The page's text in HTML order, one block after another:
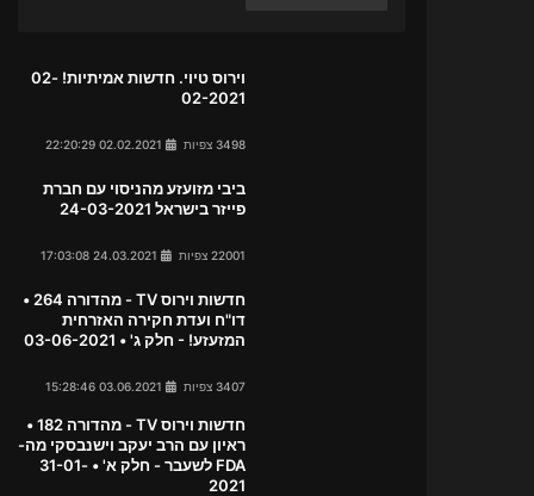
וירוס טיוי. חדשות אמיתיות! 02-
02-2021
3498 צפיות
ביבי מזועזע מהניסוי עם חברת
פייזר בישראל 24-03-2021
22001 צפיות
חדשות וירוס TV - מהדורה 264 •
דו"ח ועדת חקירה האזרחית
המזעזע! - חלק ג' • 03-06-2021
3407 צפיות
חדשות וירוס TV - מהדורה 182 •
ראיון עם הרב יעקב וישנבסקי מה-
FDA לשעבר - חלק א' • 31-01-
2021